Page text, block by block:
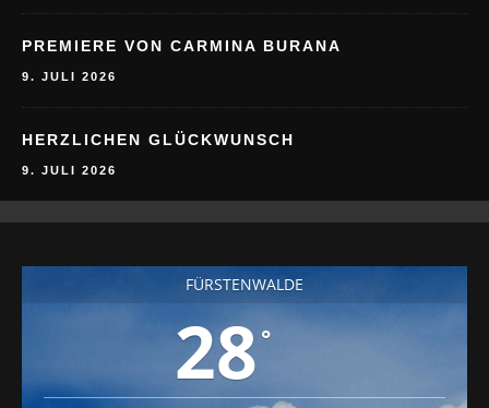
PREMIERE VON CARMINA BURANA
9. JULI 2026
HERZLICHEN GLÜCKWUNSCH
9. JULI 2026
FÜRSTENWALDE
28 °